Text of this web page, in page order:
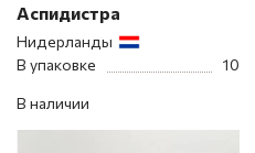
Аспидистра
Нидерланды
В упаковке
10
В наличии